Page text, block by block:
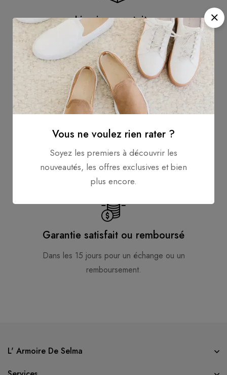
Livraison gratuite
Livraison Gratuite pour les commandes de plus
de 60 Euros.
Support en ligne
24 heures sur 24, 7 jours sur 7
Garantie satisfait ou remboursé
Dans les 15 jours pour un échange ou un
remboursement.
L' Armoire De Selma
Vous ne voulez rien rater ?
Soyez les premiers à découvrir les
nouveautés, les offres exclusives et bien
plus encore.